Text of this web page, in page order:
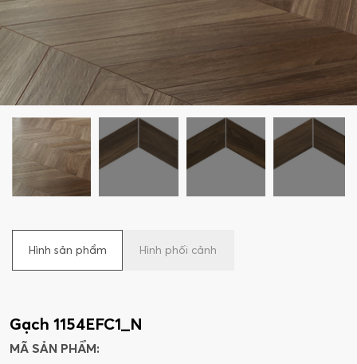
Hình sản phẩm Hình phối cảnh
Gạch 1154EFC1_N
MÃ SẢN PHẨM: